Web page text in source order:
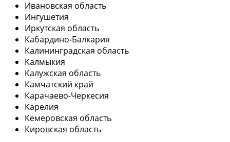
Ивановская область
Ингушетия
Иркутская область
Кабардино-Балкария
Калининградская область
Калмыкия
Калужская область
Камчатский край
Карачаево-Черкесия
Карелия
Кемеровская область
Кировская область